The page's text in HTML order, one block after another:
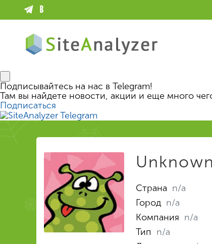
Подписывайтесь на нас в Telegram!
Там вы найдете новости, акции и еще много
Подписаться
Unknown
Страна n/a
Город n/a
Компания n/a
Тип n/a